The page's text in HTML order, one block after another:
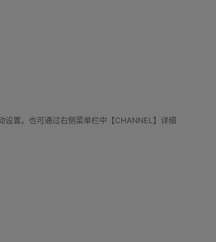
置。也可通过右侧菜单栏中【CHANNEL】详细